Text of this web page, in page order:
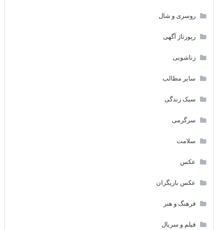
روسری و شال
رپورتاژ آگهی
زناشویی
سایر مطالب
سبک زندگی
سرگرمی
سلامت
عکس
عکس بازیگران
فرهنگ و هنر
فیلم و سریال